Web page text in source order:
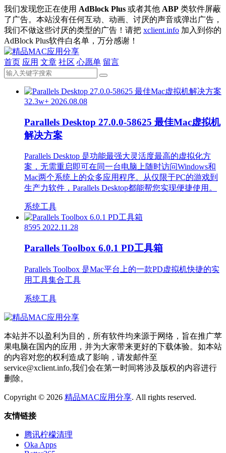
我们发现您正在使用 AdBlock Plus 或者其他 ABP 类软件屏蔽
了广告。本站没有任何互动、动画、讨厌的声音或弹出广告，
我们不做这些讨厌的类型的广告！请把 xclient.info 加入到你的
AdBlock Plus软件白名单，万分感谢！
首页 应用 文章 社区 心愿单 留言
32.3w+ 2026.08.08
Parallels Desktop 27.0.0-58625 最佳Mac虚拟机
解决方案
Parallels Desktop 是功能最强大灵活度最高的虚拟化方
案，无需重启即可在同一台电脑上随时访问Windows和
Mac两个系统上的众多应用程序。从仅限于PC的游戏到
生产力软件，Parallels Desktop都能帮您实现便捷使用。
系统工具
8595 2022.11.28
Parallels Toolbox 6.0.1 PD工具箱
Parallels Toolbox 是Mac平台上的一款PD虚拟机快捷的实
用工具集合工具
系统工具
本站并不以盈利为目的，所有软件均来源于网络，旨在推广苹
果电脑在国内的应用，并为大家带来更好的下载体验。如本站
的内容对您的权利造成了影响，请发邮件至
service@xclient.info,我们会在第一时间将涉及版权的内容进行
删除。
Copyright © 2026 精品MAC应用分享. All rights reserved.
友情链接
腾讯柠檬清理
Oka Apps